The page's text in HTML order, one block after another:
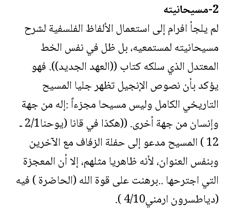
2-مسيحانيته
لم يلجأ افرام إلى استعمال الألفاظ الفلسفية لشرح
مسيحانيته لمستمعيه، بل ظل في نفس الخط
المعتدل الذي سلكه كتاب ((العهد الجديد)). فهو
يؤكد بأن نصوص الإنجيل تظهر جليا المسيح
التاريخي الكامل وليس مسيحا مجزءاً :إله من جهة
وإنسان من جهة أخرى. ((هكذا في قانا (يوحنا2/1 ـ
12 ) المسيح مدعو إلى حفلة الزفاف مع الآخرين
وبنفس العنوان، لأنه ظاهريا مثلهم، إلا أن المعجزة
التي اجترحها ..برهنت على قوة الله (الحاضرة ) فيه
(دياطسرون ارمني4/10 ).